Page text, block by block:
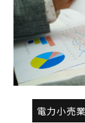
電力小売業